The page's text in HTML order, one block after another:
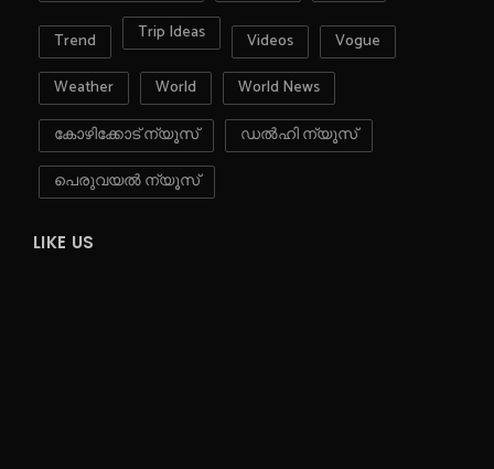
Trend Trip Ideas Videos
Vogue
Weather
World
World News
കോഴിക്കോട് ന്യൂസ്
ഡൽഹി ന്യൂസ്
പെരുവയൽ ന്യൂസ്
LIKE US